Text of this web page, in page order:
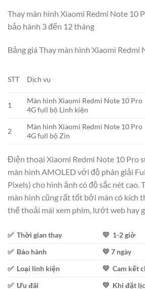
Thay màn hình Xiaomi Redmi Note 10
bảo hành 3 đến 12 tháng
Bảng giá Thay màn hình Xiaomi Redmi
STT Dịch vụ
1
Màn hình Xiaomi Redmi Note 10 Pro
4G full bộ Linh kiện
2
Màn hình Xiaomi Redmi Note 10 Pro
4G full bộ Zin
Điện thoại Xiaomi Redmi Note 10 Pro
màn hình AMOLED với độ phân giải
Pixels) cho hình ảnh có độ sắc nét cao.
màn hình cũng rất tốt bởi màn có kích
thể thoải mái xem phim, lướt web hay
✅ Thời gian thay
💛 1-2 giờ
✅ Bảo hành
💛 7 ngày
✅ Loại linh kiện
💛 Cam kết
✅ Ưu đãi
💛 Khi đặt